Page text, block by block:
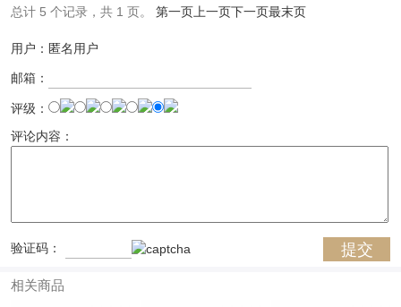
总计 5 个记录，共 1 页。 第一页 上一页下一页最末页
用户：匿名用户
邮箱：
评级：
评论内容：
验证码：
相关商品